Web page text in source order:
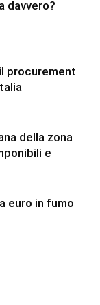
davvero?
procurement
della zona
e
euro in fumo